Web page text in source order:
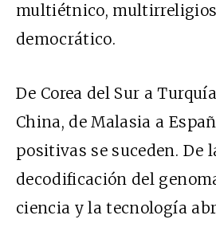
multiétnico,
democrático.
De Corea del Sur a
China, de Malasia a
positivas se suceden. De
decodificación del
ciencia y la tecnología